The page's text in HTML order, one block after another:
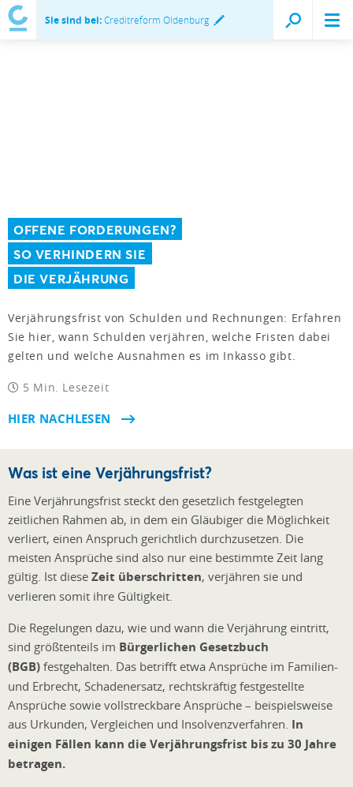
Sie sind bei:Creditreform Oldenburg
OFFENE FORDERUNGEN?
SO VERHINDERN SIE
DIE VERJÄHRUNG
Verjährungsfrist von Schulden und Rechnungen: Erfahren
Sie hier, wann Schulden verjähren, welche Fristen dabei
gelten und welche Ausnahmen es im Inkasso gibt.
5 Min. Lesezeit
HIER NACHLESEN
Was ist eine Verjährungsfrist?
Eine Verjährungsfrist steckt den gesetzlich festgelegten
zeitlichen Rahmen ab, in dem ein Gläubiger die Möglichkeit
verliert, einen Anspruch gerichtlich durchzusetzen. Die
meisten Ansprüche sind also nur eine bestimmte Zeit lang
gültig. Ist diese Zeit überschritten, verjähren sie und
verlieren somit ihre Gültigkeit.
Die Regelungen dazu, wie und wann die Verjährung eintritt,
sind größtenteils im Bürgerlichen Gesetzbuch
(BGB) festgehalten. Das betrifft etwa Ansprüche im Familien-
und Erbrecht, Schadenersatz, rechtskräftig festgestellte
Ansprüche sowie vollstreckbare Ansprüche – beispielsweise
aus Urkunden, Vergleichen und Insolvenzverfahren. In
einigen Fällen kann die Verjährungsfrist bis zu 30 Jahre
betragen.